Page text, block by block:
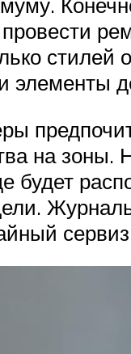
элементы
на
будет